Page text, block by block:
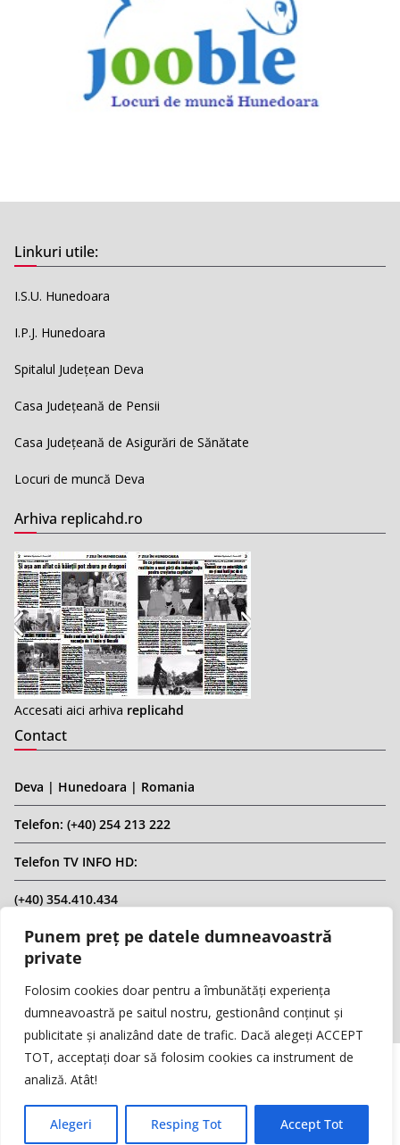
Punem preț pe datele dumneavoastră
private
Folosim cookies doar pentru a îmbunătăți experiența
dumneavoastră pe saitul nostru, gestionând conținut și
publicitate și analizând date de trafic. Dacă alegeți ACCEPT
TOT, acceptați doar să folosim cookies ca instrument de
analiză. Atât!
Alegeri Resping Tot Accept Tot
Linkuri utile:
I.S.U. Hunedoara
I.P.J. Hunedoara
Spitalul Județean Deva
Casa Județeană de Pensii
Casa Județeană de Asigurări de Sănătate
Locuri de muncă Deva
Arhiva replicahd.ro
Accesati aici arhiva replicahd
Contact
Deva | Hunedoara | Romania
Telefon: (+40) 254 213 222
Telefon TV INFO HD:
(+40) 354.410.434
Email: infohd20@gmail.com
Website: www.replicahd.ro